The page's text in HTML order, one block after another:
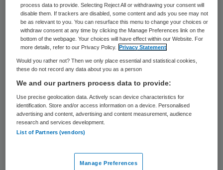
GGD laten testen op open tuberculose
(tbc). Dat is nodig omdat in Vaassen en het
naburige Apeldoorn bij ruim twintig mensen
de zeer besmettelijke tbc is vastgesteld.
Tbc is met medicijnen goed te behandelen,
zo verzekert de GGD.
Tbc wordt veroorzaakt door een bacterie in
de longen. Een patiënt besmet anderen
door hoesten en niezen. Iemand kan al heel
lang besmet zijn zonder ziek te worden en
in die tijd anderen ook besmetten. Wie ziek
process data to provide. Selecting Reject All or withdrawing your consent will
disable them. If trackers are disabled, some content and ads you see may not
be as relevant to you. You can resurface this menu to change your choices or
withdraw consent at any time by clicking the Manage Preferences link on the
bottom of the webpage. Your choices will have effect within our Website. For
more details, refer to our Privacy Policy.
Privacy Statement
Would you rather not? Then we only place essential and statistical cookies,
these do not record any data about you as a person
We and our partners process data to provide:
Use precise geolocation data. Actively scan device characteristics for
identification. Store and/or access information on a device. Personalised
advertising and content, advertising and content measurement, audience
research and services development.
List of Partners (vendors)
Manage Preferences